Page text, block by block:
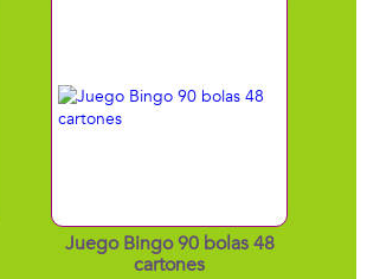
Juego Bingo 90 bolas 48
cartones